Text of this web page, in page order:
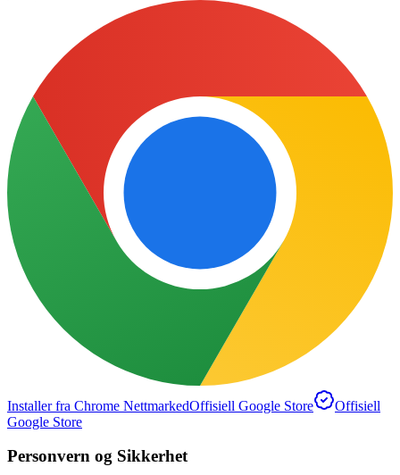
Installer fra Chrome NettmarkedOffisiell Google Store
Offisiell
Google Store
Personvern og Sikkerhet